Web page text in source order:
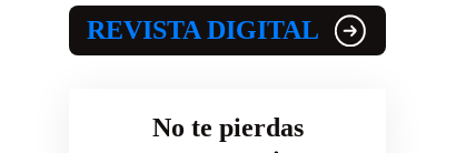
REVISTA DIGITAL
No te pierdas